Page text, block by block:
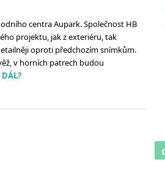
centra Aupark. Společnost HB
projektu, jak z exteriéru, tak
oproti předchozím snímkům.
v horních patrech budou